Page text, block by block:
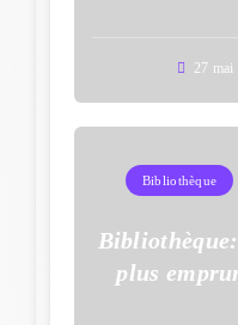
27 mai
Bibliothèque
plus